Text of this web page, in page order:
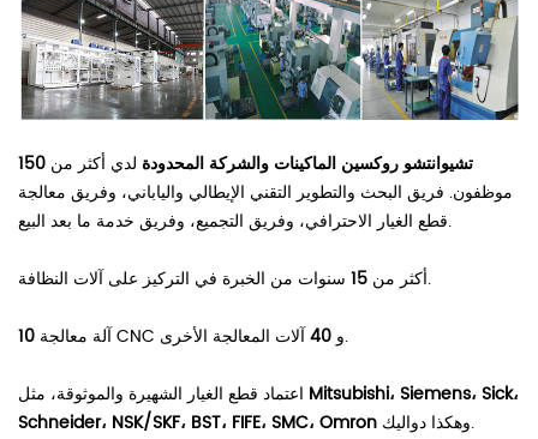
تشيوانتشو روكسين الماكينات والشركة المحدودة لدي أكثر من 150
موظفون. فريق البحث والتطوير التقني الإيطالي والياباني، وفريق معالجة
قطع الغيار الاحترافي، وفريق التجميع، وفريق خدمة ما بعد البيع.
أكثر من 15 سنوات من الخبرة في التركيز على آلات النظافة.
10 آلة معالجة CNC و 40 آلات المعالجة الأخرى.
Mitsubishi، Siemens، Sick،
Schneider، NSK/SKF، BST، FIFE، SMC، Omron
وهكذا دواليك.